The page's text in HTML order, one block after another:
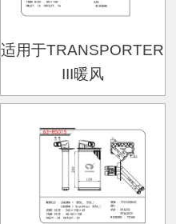
适用于TRANSPORTER
III暖风